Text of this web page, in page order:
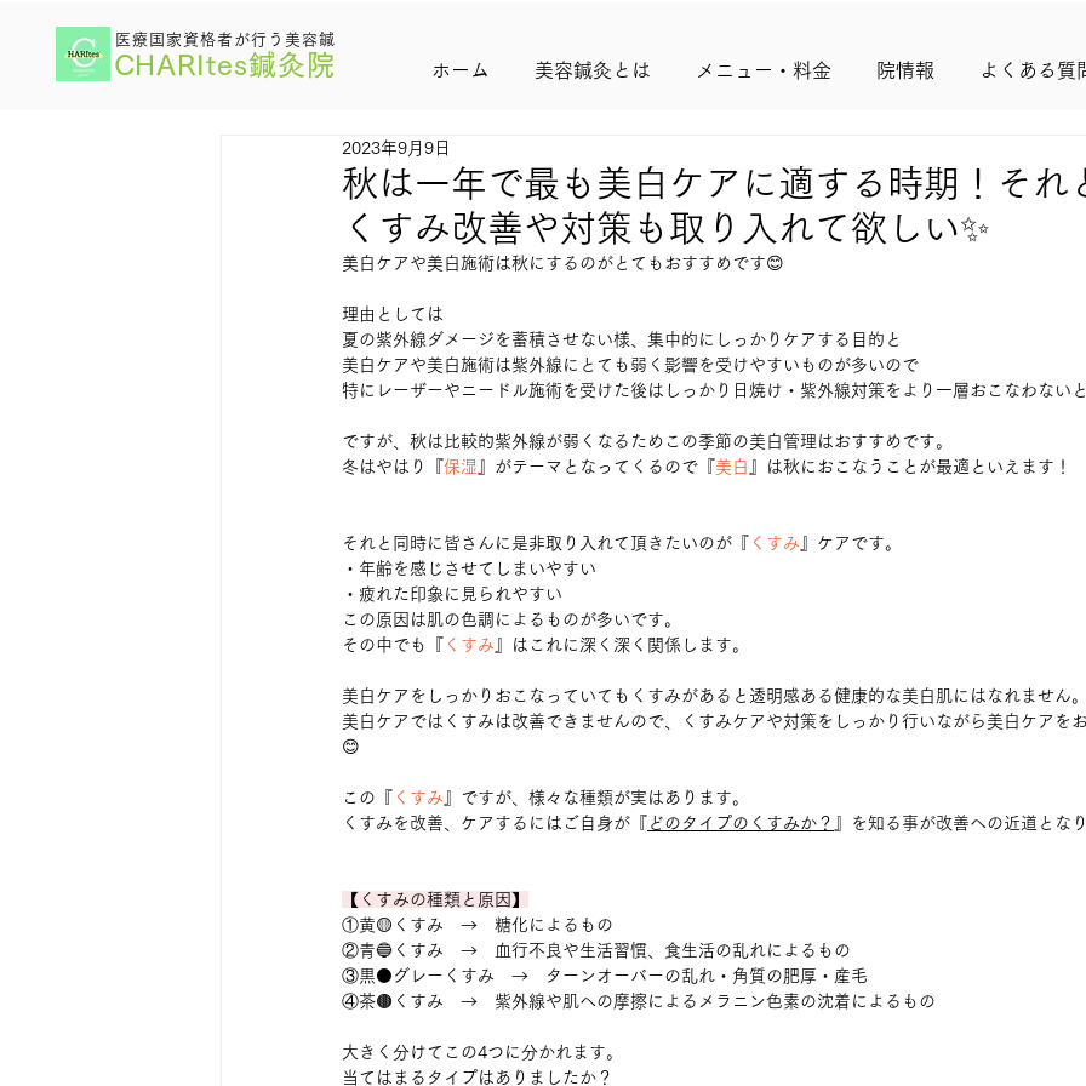
ホーム 美容鍼灸とは メニュー・料金 院情報 よくある質
医療国家資格者が行う美容鍼
CHARItes鍼灸院
秋は一年で最も美白ケアに適する時期！それ
くすみ改善や対策も取り入れて欲しい✨
2023年9月9日
美白ケアや美白施術は秋にするのがとてもおすすめです😊
理由としては
夏の紫外線ダメージを蓄積させない様、集中的にしっかりケアする目的と
美白ケアや美白施術は紫外線にとても弱く影響を受けやすいものが多いので
特にレーザーやニードル施術を受けた後はしっかり日焼け・紫外線対策をより一層おこなわないと
ですが、秋は比較的紫外線が弱くなるためこの季節の美白管理はおすすめです。
冬はやはり『 保湿 』がテーマとなってくるので『 美白 』は秋におこなうことが最適といえます！
それと同時に皆さんに是非取り入れて頂きたいのが『 くすみ 』ケアです。
・年齢を感じさせてしまいやすい
・疲れた印象に見られやすい
この原因は肌の色調によるものが多いです。
その中でも『
くすみ 』はこれに深く深く関係します。
美白ケアをしっかりおこなっていてもくすみがあると透明感ある健康的な美白肌にはなれません。
美白ケアではくすみは改善できませんので、くすみケアや対策をしっかり行いながら美白ケアを
😊
この『 くすみ 』ですが、様々な種類が実はあります。
くすみを改善、ケアするにはご自身が『
どのタイプのくすみか？ 』を知る事が改善への近道とな
【くすみの種類と原因】
①黄🟡くすみ　→　糖化によるもの
②青🔵くすみ　→　血行不良や生活習慣、食生活の乱れによるもの
③黒⚫グレーくすみ　→　ターンオーバーの乱れ・角質の肥厚・産毛
④茶🟤くすみ　→　紫外線や肌への摩擦によるメラニン色素の沈着によるもの
大きく分けてこの4つに分かれます。
当てはまるタイプはありましたか？